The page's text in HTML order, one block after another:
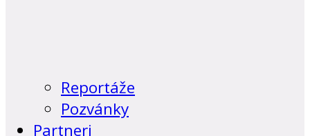
Reportáže
Pozvánky
Partneri